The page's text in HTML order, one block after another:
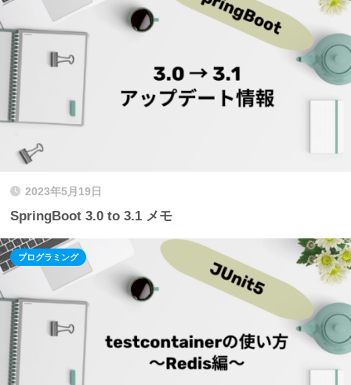
2023年5月19日
SpringBoot 3.0 to 3.1 メモ
プログラミング